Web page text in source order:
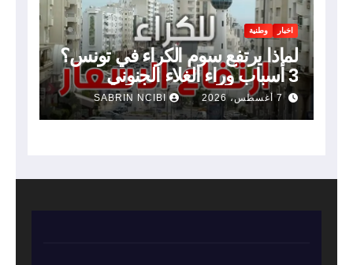
اخبار وطنية
لماذا يرتفع سوم الكراء في تونس؟
3 أسباب وراء الغلاء الجنوني
7 أغسطس، 2026 SABRIN NCIBI